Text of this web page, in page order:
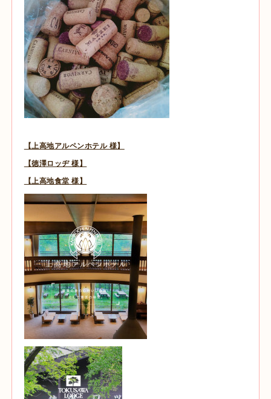
【上高地アルペンホテル 様】
【徳澤ロッヂ 様】
【上高地食堂 様】